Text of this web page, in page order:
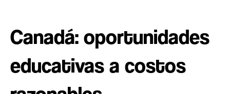
Canadá: oportunidades
educativas a costos